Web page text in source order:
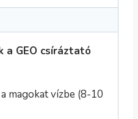
a GEO csíráztató
magokat vízbe (8-10